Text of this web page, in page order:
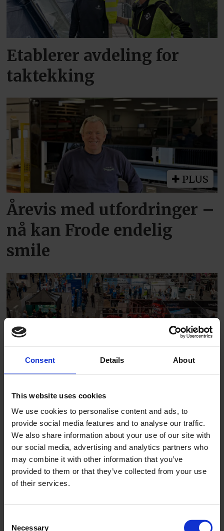
Consent Details About
This website uses cookies
We use cookies to personalise content and ads, to
provide social media features and to analyse our traffic.
We also share information about your use of our site with
our social media, advertising and analytics partners who
may combine it with other information that you’ve
provided to them or that they’ve collected from your use
of their services.
Necessary
Etablerer avdeling for
taktekking
PLUS
Årevis med utfordringer –
nå kan Frode endelig
smile
flytter vi faget fremover